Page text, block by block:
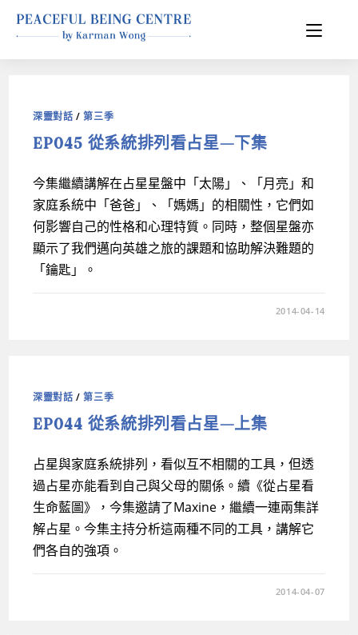
深靈對話 /第三季
EP045 從系統排列看占星—下集
今集繼續講解在占星星盤中「太陽」、「月亮」和
家庭系統中「爸爸」、「媽媽」的相關性，它們如
何影響自己的性格和心理特質。同時，整個星盤亦
顯示了我們邁向英雄之旅的課題和協助解決難題的
「鑰匙」。
2014-04-14
深靈對話 /第三季
EP044 從系統排列看占星—上集
占星與家庭系統排列，看似互不相關的工具，但透
過占星亦能看到自己與父母的關係。續《從占星看
生命藍圖》，今集邀請了Maxine，繼續一連兩集詳
解占星。今集主持分析這兩種不同的工具，講解它
們各自的強項。
2014-04-07